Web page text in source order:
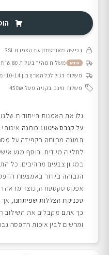
רכישה מאובטחת עם הצפנת SSL
חדש
משלוח מהיר בעלות 80 ש״ח בין 4-8 ימי עסקים
משלוח רגיל לכל הארץ בין 10-14 ימי עסקים
משלוח חינם בקניה מעל 450₪
גלו את האמנות הייחודית
על קנבס 100% כותנה
תמונה מתוחה בקפידה על
לתלייה מיידית. הוסף מגע
במגוון צבעים מרהיבים. כל
הגבוהה ביותר באמצעות
אפקט טקסטורה, נוצר מראה
טכניקת הצללות שפיתחנו, אך
כך אתם מקבלים את השילוב
ומרשים לבין איכות הדפסה